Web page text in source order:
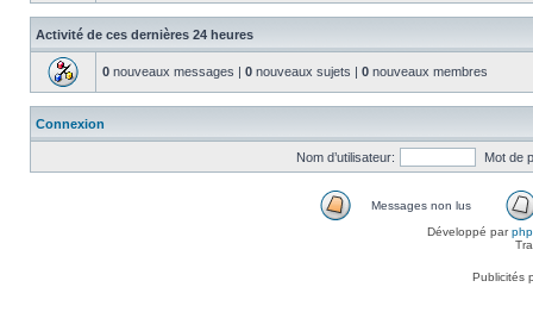
Activité de ces dernières 24 heures
0 nouveaux messages | 0 nouveaux sujets | 0 nouveaux membres
Connexion
Nom d’utilisateur: Mot de
Messages non lus
Développé par
Publicités